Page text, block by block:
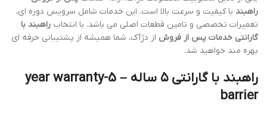
راهبند با کیفیت و سرعت بالا است. این خدمات شامل سرویس دوره ای،
تعمیرات تخصصی و تامین قطعات اصلی می باشد. با انتخاب راهبند با
گارانتی خدمات پس از فروش از دژآک، شما همیشه از پشتیبانی حرفه ای
بهره مند خواهید شد.
راهبند با گارانتی ۵ ساله – 5-year warranty
barrier